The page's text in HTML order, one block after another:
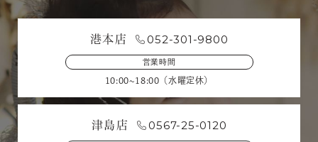
港本店 052-301-9800
営業時間
10:00~18:00（水曜定休）
津島店 0567-25-0120